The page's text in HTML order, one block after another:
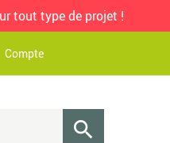
tout type de projet !
Compte
